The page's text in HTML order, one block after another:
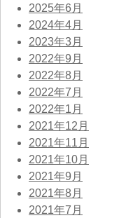
2025年6月
2024年4月
2023年3月
2022年9月
2022年8月
2022年7月
2022年1月
2021年12月
2021年11月
2021年10月
2021年9月
2021年8月
2021年7月